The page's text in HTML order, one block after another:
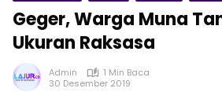
Geger, Warga Muna
Ukuran Raksasa
Admin
1 Min Baca
30 Desember 2019